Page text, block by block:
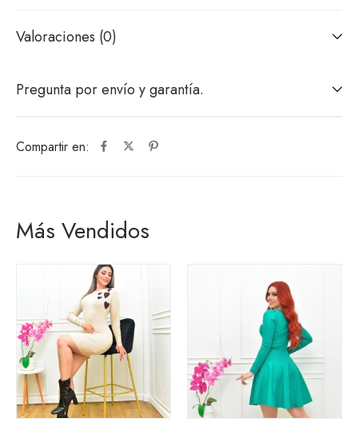
Compartir en:
Valoraciones (0)
Pregunta por envío y garantía.
Más Vendidos